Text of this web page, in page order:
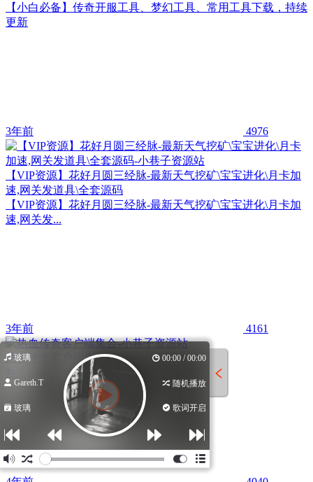
【小白必备】传奇开服工具、梦幻工具、常用工具下载，持续
更新
3年前 4976
【VIP资源】花好月圆三经脉-最新天气挖矿\宝宝进化\月卡加
速,网关发道具\全套源码
【VIP资源】花好月圆三经脉-最新天气挖矿\宝宝进化\月卡加
速,网关发...
3年前 4161
热血传奇客户端集合
热血传奇客户端集合
玻璃 00:00 / 00:00
Gareth.T 随机播放
玻璃 歌词开启